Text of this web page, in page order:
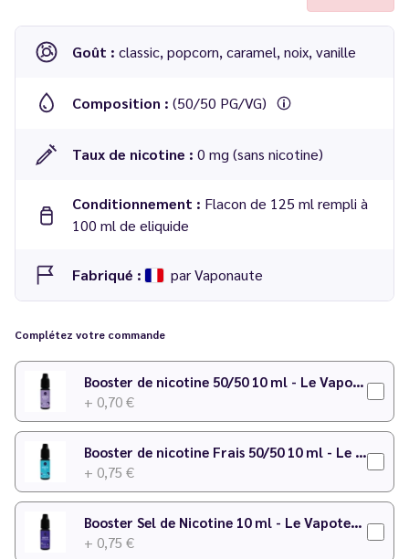
Goût : classic, popcorn, caramel, noix, vanille
Composition : (50/50 PG/VG)
Taux de nicotine : 0 mg (sans nicotine)
Conditionnement : Flacon de 125 ml rempli à
100 ml de eliquide
Fabriqué : par Vaponaute
Complétez votre commande
Booster de nicotine 50/50 10 ml - Le Vapoteur Discount
+ 0,70 €
Booster de nicotine Frais 50/50 10 ml - Le Vapoteur Discount
+ 0,75 €
Booster Sel de Nicotine 10 ml - Le Vapoteur Discount
+ 0,75 €